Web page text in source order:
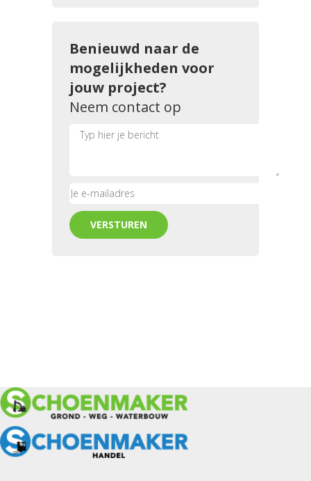
Benieuwd naar de
mogelijkheden voor
jouw project?
Neem contact op